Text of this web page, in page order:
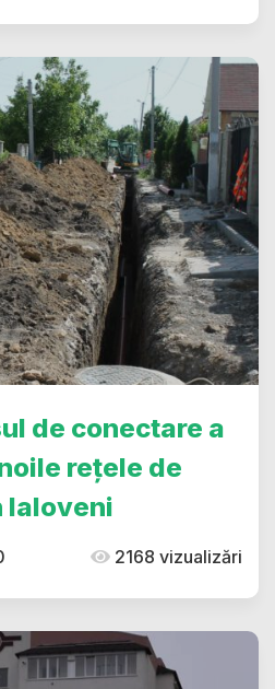
de conectare a
rețele de
Ialoveni
2168 vizualizări